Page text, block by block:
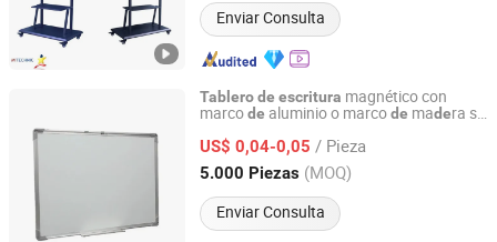
Enviar Consulta
Tablerode escritura magnético con
marcode aluminio o marcode madera se
calendario impreso
US$ 0,04-0,05 / Pieza
5.000 Piezas (MOQ)
Enviar Consulta
Desde 2014